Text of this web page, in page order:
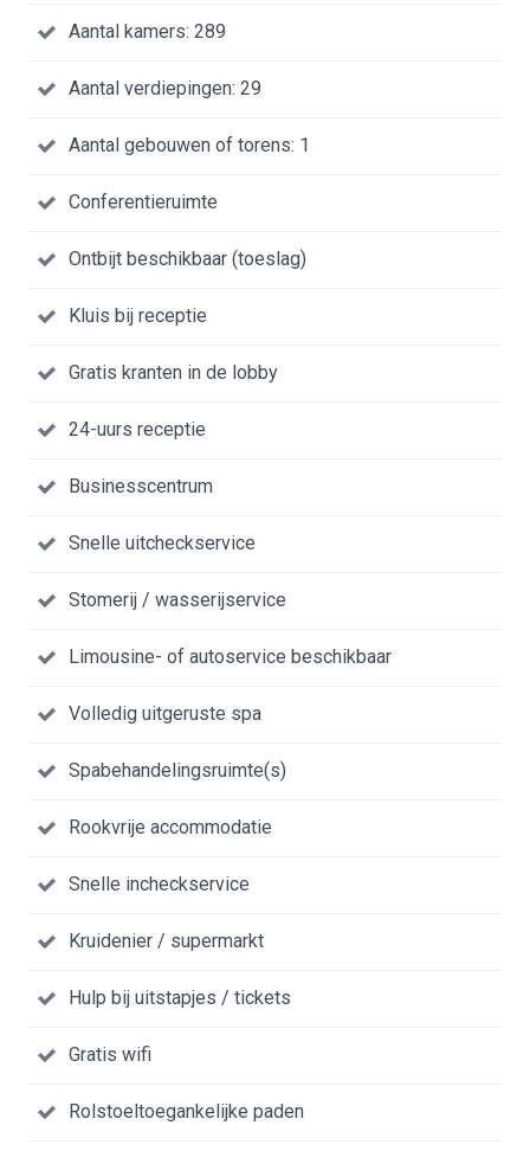
Aantal kamers: 289
Aantal verdiepingen: 29
Aantal gebouwen of torens: 1
Conferentieruimte
Ontbijt beschikbaar (toeslag)
Kluis bij receptie
Gratis kranten in de lobby
24-uurs receptie
Businesscentrum
Snelle uitcheckservice
Stomerij / wasserijservice
Limousine- of autoservice beschikbaar
Volledig uitgeruste spa
Spabehandelingsruimte(s)
Rookvrije accommodatie
Snelle incheckservice
Kruidenier / supermarkt
Hulp bij uitstapjes / tickets
Gratis wifi
Rolstoeltoegankelijke paden